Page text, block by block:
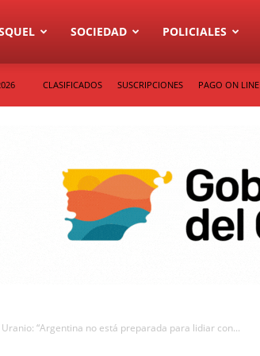
SOCIEDAD POLICIALES
CLASIFICADOS SUSCRIPCIONES PAGO ON LINE
“Argentina no está preparada para lidiar con...